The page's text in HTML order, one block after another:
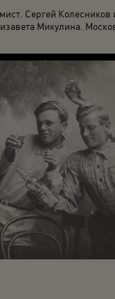
Сергей
Микулина.